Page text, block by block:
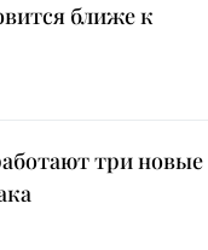
ближе к
три новые